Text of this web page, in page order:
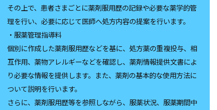
その上で、患者さまごとに薬剤服用歴の記録や必要な薬学的管
理を行い、必要に応じて医師へ処方内容の提案を行います。
‧服薬管理指導料
個別に作成した薬剤服用歴などを基に、処方薬の重複投与、相
互作用、薬物アレルギーなどを確認し、薬剤情報提供文書によ
り必要な情報を提供します。また、薬剤の基本的な使用方法に
ついて説明を行います。
さらに、薬剤服用歴等を参照しながら、服薬状況、服薬期間中